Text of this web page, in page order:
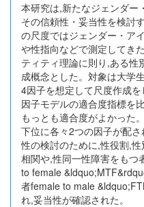
本研究は,新たなジェンダー
その信頼性・妥当性を検討
の尺度ではジェンダー・ア
や性指向などで測定してき
ティティ理論に則り,ある性
成概念とした。対象は大学
4因子を想定して尺度作成
因子モデルの適合度指標を
もっとも適合度がよかった
下位に各々2つの因子が配
性の検討のために,性役割,
相関や,性同一性障害をもつ
to female
者female to male
れ,妥当性が確認された。